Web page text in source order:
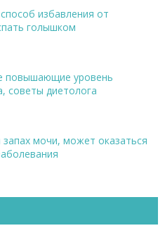
избавления от
голышком
повышающие уровень
советы диетолога
мочи, может оказаться